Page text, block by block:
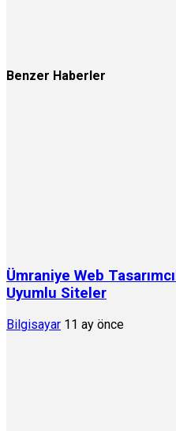
Benzer Haberler
Ümraniye Web
Uyumlu Siteler
Bilgisayar 11 ay önce